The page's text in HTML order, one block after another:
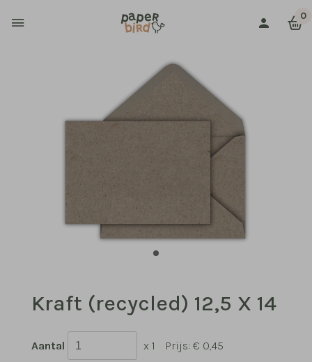
0
Kraft (recycled) 12,5 X 14
Aantal x 1 Prijs: € 0,45